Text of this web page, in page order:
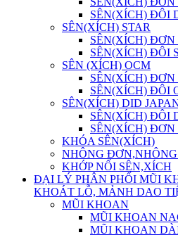
SÊN(XÍCH) ĐÔI
SÊN(XÍCH) STAR
SÊN(XÍCH) ĐƠN
SÊN(XÍCH) ĐÔI
SÊN (XÍCH) OCM
SÊN(XÍCH) ĐƠN
SÊN(XÍCH) ĐÔI
SÊN(XÍCH) DID
SÊN(XÍCH) ĐÔI
SÊN(XÍCH) ĐƠN
KHÓA SÊN(XÍCH)
NHÔNG
KHỚP NỐI SÊN,XÍCH
ĐẠI LÝ PHÂN PHỐI MŨI
KHOÁT LỖ, MẢNH DAO
MŨI KHOAN
MŨI KHOAN
MŨI KHOAN